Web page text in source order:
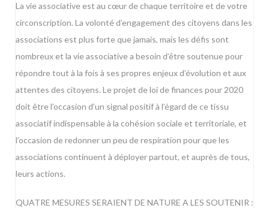
La vie associative est au cœur de chaque territoire et de votre
circonscription. La volonté d’engagement des citoyens dans les
associations est plus forte que jamais, mais les défis sont
nombreux et la vie associative a besoin d’être soutenue pour
répondre tout à la fois à ses propres enjeux d’évolution et aux
attentes des citoyens. Le projet de loi de finances pour 2020
doit être l’occasion d’un signal positif à l’égard de ce tissu
associatif indispensable à la cohésion sociale et territoriale, et
l’occasion de redonner un peu de respiration pour que les
associations continuent à déployer partout, et auprès de tous,
leurs actions.
QUATRE MESURES SERAIENT DE NATURE A LES SOUTENIR :